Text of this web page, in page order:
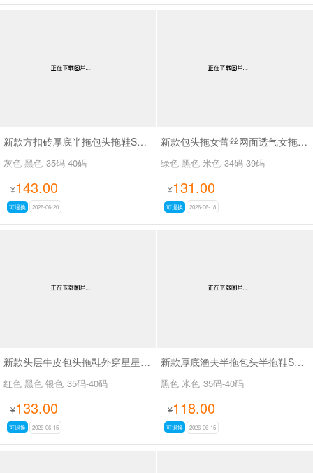
新款方扣砖厚底半拖包头拖鞋SA6113
灰色 黑色 35码-40码
¥143.00
可退换 2026-06-20
新款包头拖女蕾丝网面透气女拖鞋SA298-11
绿色 黑色 米色 34码-39码
¥131.00
可退换 2026-06-18
新款头层牛皮包头拖鞋外穿星星做旧脏脏鞋SA26019
红色 黑色 银色 35码-40码
¥133.00
可退换 2026-06-15
新款厚底渔夫半拖包头半拖鞋SA3709-2
黑色 米色 35码-40码
¥118.00
可退换 2026-06-15